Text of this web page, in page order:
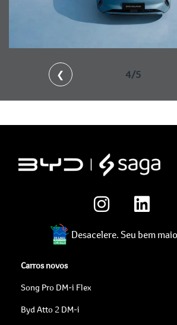
❮ 4/5
Desacelere. Seu bem
Carros novos
Song Pro DM-i Flex
Byd Atto 2 DM-i